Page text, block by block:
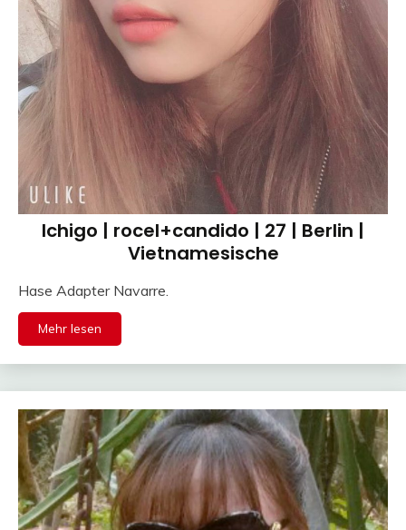
Ichigo | rocel+candido | 27 | Berlin |
Vietnamesische
Hase Adapter Navarre.
Mehr lesen